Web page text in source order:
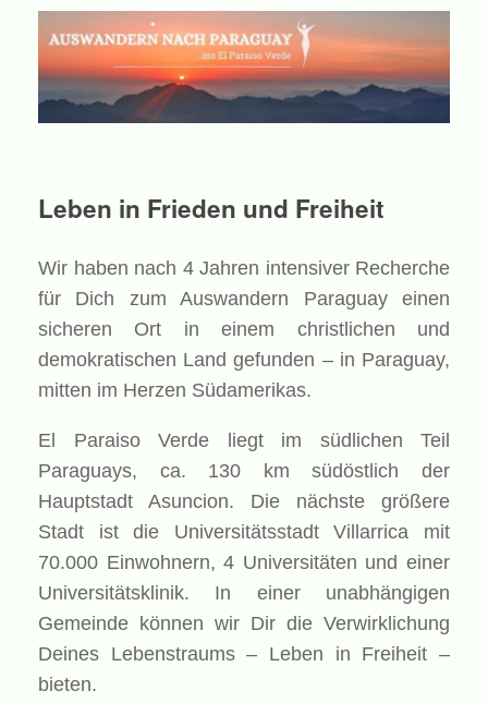
Leben in Frieden und Freiheit
Wir haben nach 4 Jahren intensiver Recherche
für Dich zum Auswandern Paraguay einen
sicheren Ort in einem christlichen und
demokratischen Land gefunden – in Paraguay,
mitten im Herzen Südamerikas.
El Paraiso Verde liegt im südlichen Teil
Paraguays, ca. 130 km südöstlich der
Hauptstadt Asuncion. Die nächste größere
Stadt ist die Universitätsstadt Villarrica mit
70.000 Einwohnern, 4 Universitäten und einer
Universitätsklinik. In einer unabhängigen
Gemeinde können wir Dir die Verwirklichung
Deines Lebenstraums – Leben in Freiheit –
bieten.